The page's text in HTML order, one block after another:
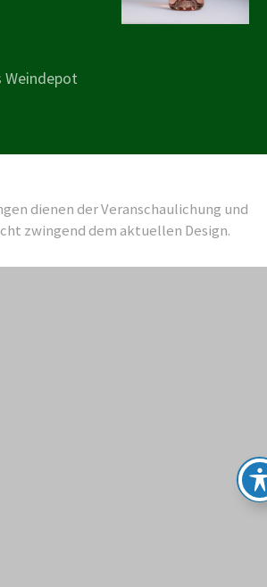
Weindepot
dienen der Veranschaulichung und
zwingend dem aktuellen Design.